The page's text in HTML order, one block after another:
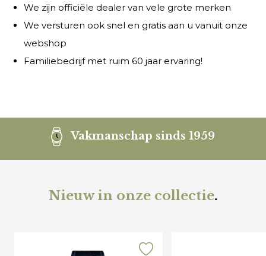
We zijn officiële dealer van vele grote merken
We versturen ook snel en gratis aan u vanuit onze
webshop
Familiebedrijf met ruim 60 jaar ervaring!
Vakmanschap sinds 1959
Nieuw in onze collectie.